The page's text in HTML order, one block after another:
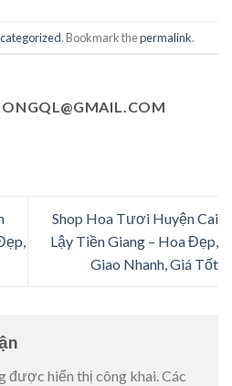
. Bookmark thepermalink.
Shop Hoa Tươi Huyện Cai
Lậy Tiền Giang – Hoa Đẹp,
Giao Nhanh, Giá Tốt
được hiển thị công khai.Các